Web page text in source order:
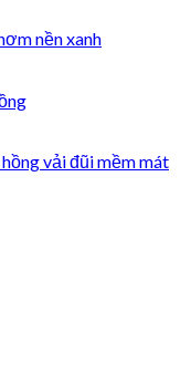
nền xanh
vải đũi mềm mát